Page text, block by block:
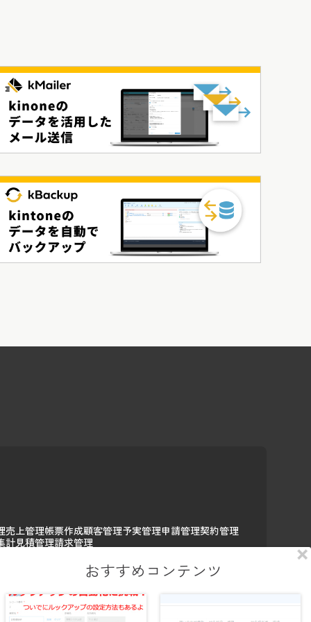
売上管理帳票作成顧客管理予実管理申請管理契約管理
計見積管理請求管理
おすすめコンテンツ